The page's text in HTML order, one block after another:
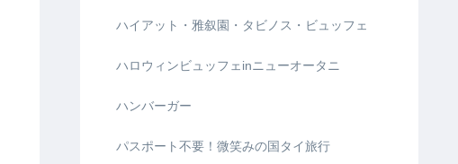
ハイアット・雅叙園・タビノス・ビュッフェ
ハロウィンビュッフェinニューオータニ
ハンバーガー
パスポート不要！微笑みの国タイ旅行